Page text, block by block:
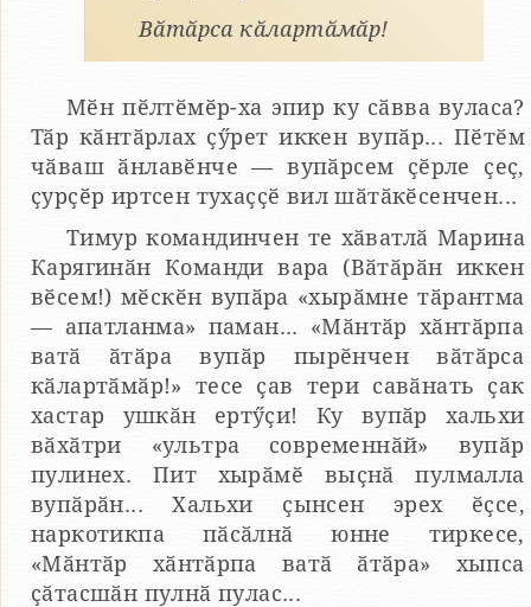
Вӑтӑрса кӑлартӑмӑр!
Мӗн пӗлтӗмӗр-ха эпир ку сӑвва вуласа?
Тӑр кӑнтӑрлах ҫӳрет иккен вупӑр... Пӗтӗм
чӑваш ӑнлавӗнче — вупӑрсем ҫӗрле ҫеҫ,
ҫурҫӗр иртсен тухаҫҫӗ вил шӑтӑкӗсенчен...
Тимур командинчен те хӑватлӑ Марина
Карягинӑн Команди вара (Вӑтӑрӑн иккен
вӗсем!) мӗскӗн вупӑра «хырӑмне тӑрантма
— апатланма» паман... «Мӑнтӑр хӑнтӑрпа
ватӑ ӑтӑра вупӑр пырӗнчен вӑтӑрса
кӑлартӑмӑр!» тесе ҫав тери савӑнать ҫак
хастар ушкӑн ертӳҫи! Ку вупӑр хальхи
вӑхӑтри «ультра современнӑй» вупӑр
пулинех. Пит хырӑмӗ выҫнӑ пулмалла
вупӑрӑн... Хальхи ҫынсен эрех ӗҫсе,
наркотикпа пӑсӑлнӑ юнне тиркесе,
«Мӑнтӑр хӑнтӑрпа ватӑ ӑтӑра» хыпса
ҫӑтасшӑн пулнӑ пулас...